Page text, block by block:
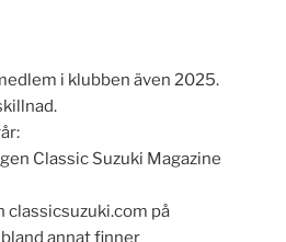
i klubben även 2025.
Classic Suzuki Magazine
på
annat finner